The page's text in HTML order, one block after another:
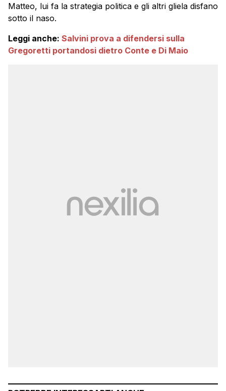
Matteo, lui fa la strategia politica e gli altri gliela disfano
sotto il naso.
Leggi anche: Salvini prova a difendersi sulla
Gregoretti portandosi dietro Conte e Di Maio